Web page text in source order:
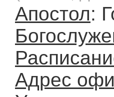
Апостол:
Адрес